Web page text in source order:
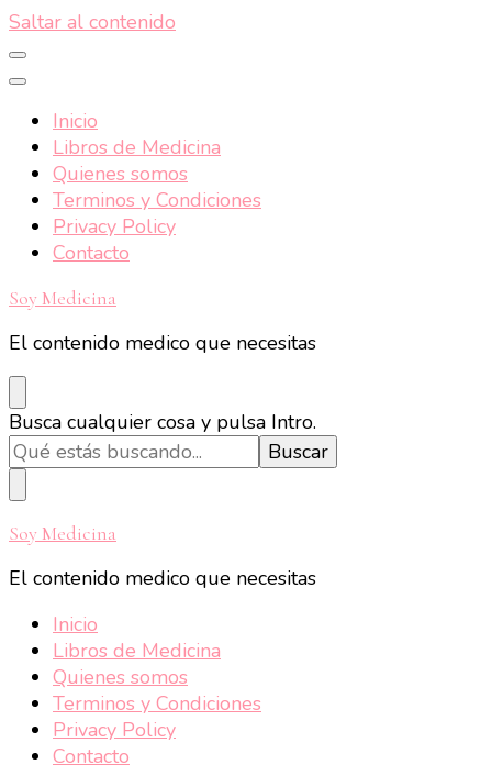
Saltar al contenido
Inicio
Libros de Medicina
Quienes somos
Terminos y Condiciones
Privacy Policy
Contacto
Soy Medicina
El contenido medico que necesitas
¿Buscas
algo?
Busca cualquier cosa y pulsa Intro.
Soy Medicina
El contenido medico que necesitas
Inicio
Libros de Medicina
Quienes somos
Terminos y Condiciones
Privacy Policy
Contacto